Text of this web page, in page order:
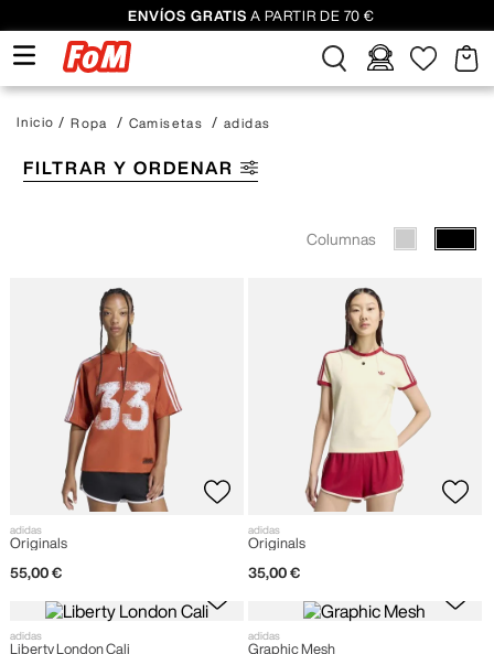
ENVÍOS GRATIS A PARTIR DE 70 €
Ropa Camisetas adidas
FILTRAR Y ORDENAR
Columnas
adidas
Originals
55,00 €
adidas
Originals
35,00 €
adidas
Liberty London Cali
adidas
Graphic Mesh